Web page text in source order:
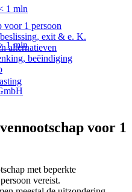
1 mln
1 mln
voor 1 persoon
exit & e. K.
alternatieven
beëindiging
voor 1
met beperkte
vereist.